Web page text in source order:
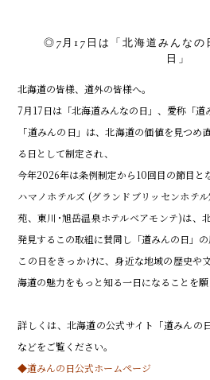
◎7月17日は「北海道みんなの
日」
北海道の皆様、道外の皆様へ。
7月17日は「北海道みんなの日」、愛称「道
「道みんの日」は、北海道の価値を見つめ
る日として制定され、
今年2026年は条例制定から10回目の節目と
ハマノホテルズ (グランドブリッセンホテ
苑、東川･旭岳温泉ホテルベアモンテ)は、
発見するこの取組に賛同し「道みんの日」の
この日をきっかけに、身近な地域の歴史や
海道の魅力をもっと知る一日になることを願
詳しくは、北海道の公式サイト「道みんの
などをご覧ください。
◆道みんの日公式ホームページ